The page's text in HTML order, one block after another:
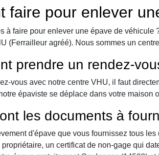
faire pour enlever
à faire pour enlever une épave de
(Ferrailleur agréé). Nous sommes un
prendre un rendez-
vous avec notre centre VHU, il faut
épaviste se déplace dans votre
les documents à
d'épave que vous fournissez tous
un certificat de non-gage qui